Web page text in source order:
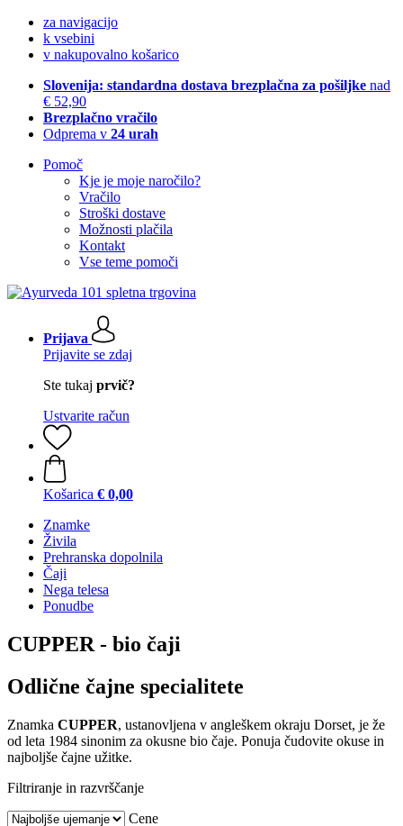
za navigacijo
k vsebini
v nakupovalno košarico
Slovenija: standardna dostava brezplačna za pošiljke nad
€ 52,90
Brezplačno vračilo
Odprema v 24 urah
Pomoč
Kje je moje naročilo?
Vračilo
Stroški dostave
Možnosti plačila
Kontakt
Vse teme pomoči
Prijava
Prijavite se zdaj
Ste tukaj prvič?
Ustvarite račun
Košarica € 0,00
Znamke
Živila
Prehranska dopolnila
Čaji
Nega telesa
Ponudbe
CUPPER - bio čaji
Odlične čajne specialitete
Znamka CUPPER, ustanovljena v angleškem okraju Dorset, je že
od leta 1984 sinonim za okusne bio čaje. Ponuja čudovite okuse in
najboljše čajne užitke.
Filtriranje in razvrščanje
Cene